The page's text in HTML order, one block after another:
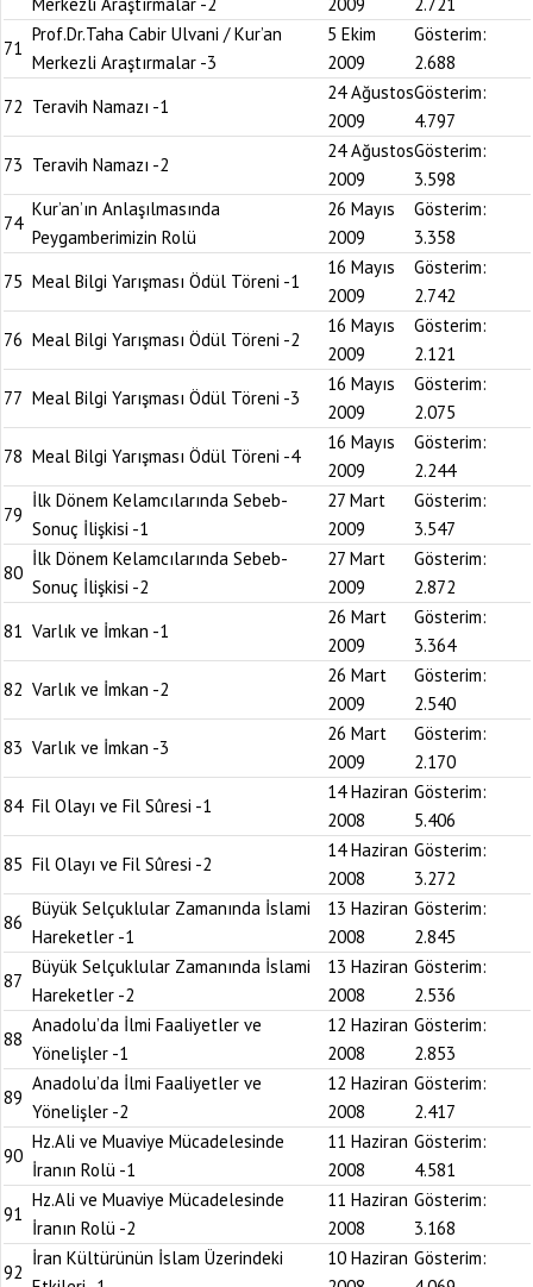
71
Prof.Dr.Taha Cabir Ulvani / Kur’an
Merkezli Araştırmalar -3
5 Ekim
2009
Gösterim:
2.688
72 Teravih Namazı -1
24 Ağustos
2009
Gösterim:
4.797
73 Teravih Namazı -2
24 Ağustos
2009
Gösterim:
3.598
74
Kur’an’ın Anlaşılmasında
Peygamberimizin Rolü
26 Mayıs
2009
Gösterim:
3.358
75 Meal Bilgi Yarışması Ödül Töreni -1
16 Mayıs
2009
Gösterim:
2.742
76 Meal Bilgi Yarışması Ödül Töreni -2
16 Mayıs
2009
Gösterim:
2.121
77 Meal Bilgi Yarışması Ödül Töreni -3
16 Mayıs
2009
Gösterim:
2.075
78 Meal Bilgi Yarışması Ödül Töreni -4
16 Mayıs
2009
Gösterim:
2.244
79
İlk Dönem Kelamcılarında Sebeb-
Sonuç İlişkisi -1
27 Mart
2009
Gösterim:
3.547
80
İlk Dönem Kelamcılarında Sebeb-
Sonuç İlişkisi -2
27 Mart
2009
Gösterim:
2.872
81 Varlık ve İmkan -1
26 Mart
2009
Gösterim:
3.364
82 Varlık ve İmkan -2
26 Mart
2009
Gösterim:
2.540
83 Varlık ve İmkan -3
26 Mart
2009
Gösterim:
2.170
84 Fil Olayı ve Fil Sûresi -1
14 Haziran
2008
Gösterim:
5.406
85 Fil Olayı ve Fil Sûresi -2
14 Haziran
2008
Gösterim:
3.272
86
Büyük Selçuklular Zamanında İslami
Hareketler -1
13 Haziran
2008
Gösterim:
2.845
87
Büyük Selçuklular Zamanında İslami
Hareketler -2
13 Haziran
2008
Gösterim:
2.536
88
Anadolu’da İlmi Faaliyetler ve
Yönelişler -1
12 Haziran
2008
Gösterim:
2.853
89
Anadolu’da İlmi Faaliyetler ve
Yönelişler -2
12 Haziran
2008
Gösterim:
2.417
90
Hz.Ali ve Muaviye Mücadelesinde
İranın Rolü -1
11 Haziran
2008
Gösterim:
4.581
91
Hz.Ali ve Muaviye Mücadelesinde
İranın Rolü -2
11 Haziran
2008
Gösterim:
3.168
92
İran Kültürünün İslam Üzerindeki
10 Haziran Gösterim: